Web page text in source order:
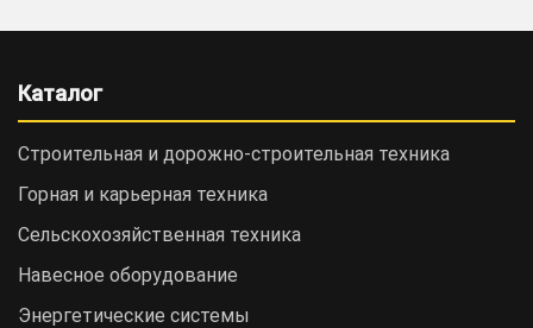
Каталог
Строительная и дорожно-cтроительная техника
Горная и карьерная техника
Сельскохозяйственная техника
Навесное оборудование
Энергетические системы